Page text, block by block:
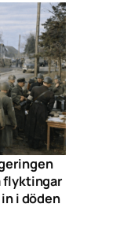
flyktingar
i döden